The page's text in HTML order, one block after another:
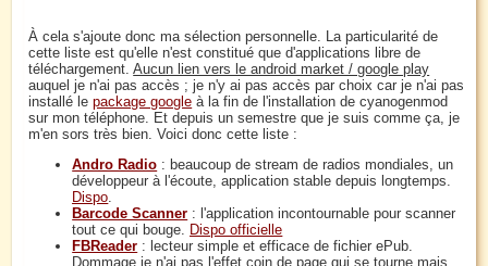
À cela s'ajoute donc ma sélection personnelle. La particularité de
cette liste est qu'elle n'est constitué que d'applications libre de
téléchargement.Aucun lien vers le android market / google play
auquel je n'ai pas accès ; je n'y ai pas accès par choix car je n'ai pas
installé lepackage google à la fin de l'installation de cyanogenmod
sur mon téléphone. Et depuis un semestre que je suis comme ça, je
m'en sors très bien. Voici donc cette liste :
Andro Radio : beaucoup de stream de radios mondiales, un
développeur à l'écoute, application stable depuis longtemps.
Dispo.
Barcode Scanner : l'application incontournable pour scanner
tout ce qui bouge. Dispo officielle
FBReader : lecteur simple et efficace de fichier ePub.
Dommage je n'ai pas l'effet coin de page qui se tourne mais